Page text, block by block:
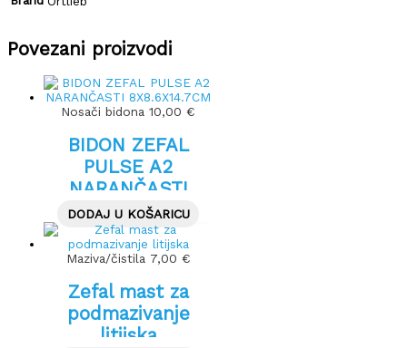
Povezani proizvodi
Nosači bidona 10,00 €
BIDON ZEFAL
PULSE A2
NARANČASTI
8X8.6X14.7CM
DODAJ U KOŠARICU
Maziva/čistila 7,00 €
Zefal mast za
podmazivanje
litijska